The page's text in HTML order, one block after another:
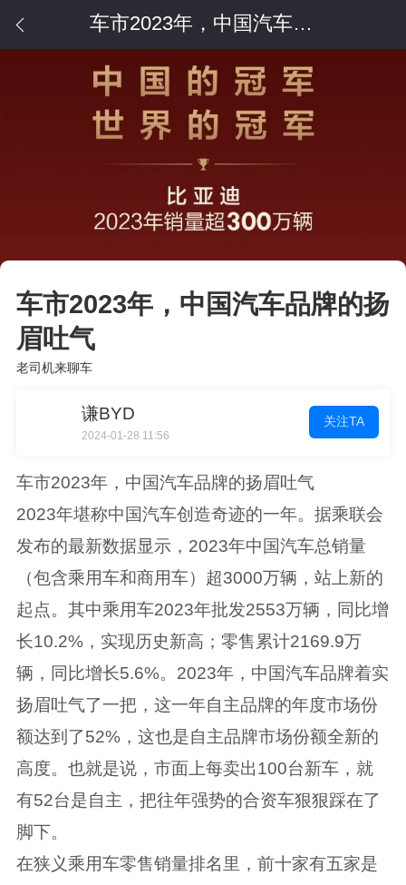
车市2023年，中国汽车品牌的扬眉吐气
车市2023年，中国汽车品牌的扬
眉吐气
老司机来聊车
谦BYD
2024-01-28 11:56
关注TA
车市2023年，中国汽车品牌的扬眉吐气
2023年堪称中国汽车创造奇迹的一年。据乘联会
发布的最新数据显示，2023年中国汽车总销量
（包含乘用车和商用车）超3000万辆，站上新的
起点。其中乘用车2023年批发2553万辆，同比增
长10.2%，实现历史新高；零售累计2169.9万
辆，同比增长5.6%。2023年，中国汽车品牌着实
扬眉吐气了一把，这一年自主品牌的年度市场份
额达到了52%，这也是自主品牌市场份额全新的
高度。也就是说，市面上每卖出100台新车，就
有52台是自主，把往年强势的合资车狠狠踩在了
脚下。
在狭义乘用车零售销量排名里，前十家有五家是